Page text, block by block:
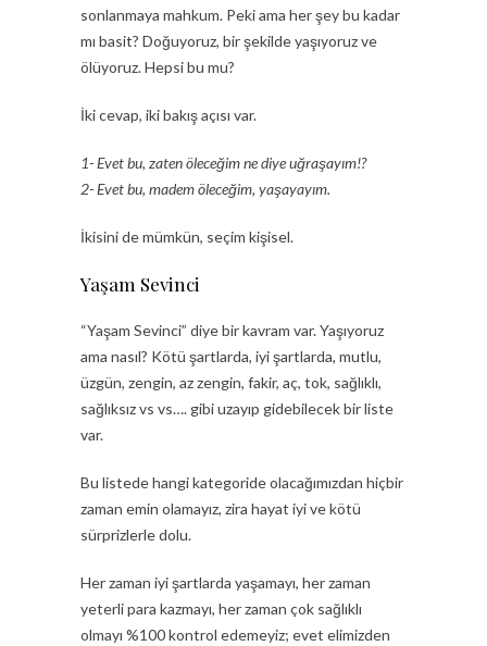
sonlanmaya mahkum. Peki ama her şey bu kadar
mı basit? Doğuyoruz, bir şekilde yaşıyoruz ve
ölüyoruz. Hepsi bu mu?
İki cevap, iki bakış açısı var.
1- Evet bu, zaten öleceğim ne diye uğraşayım!?
2- Evet bu, madem öleceğim, yaşayayım.
İkisini de mümkün, seçim kişisel.
Yaşam Sevinci
“Yaşam Sevinci” diye bir kavram var. Yaşıyoruz
ama nasıl? Kötü şartlarda, iyi şartlarda, mutlu,
üzgün, zengin, az zengin, fakir, aç, tok, sağlıklı,
sağlıksız vs vs…. gibi uzayıp gidebilecek bir liste
var.
Bu listede hangi kategoride olacağımızdan hiçbir
zaman emin olamayız, zira hayat iyi ve kötü
sürprizlerle dolu.
Her zaman iyi şartlarda yaşamayı, her zaman
yeterli para kazmayı, her zaman çok sağlıklı
olmayı %100 kontrol edemeyiz; evet elimizden